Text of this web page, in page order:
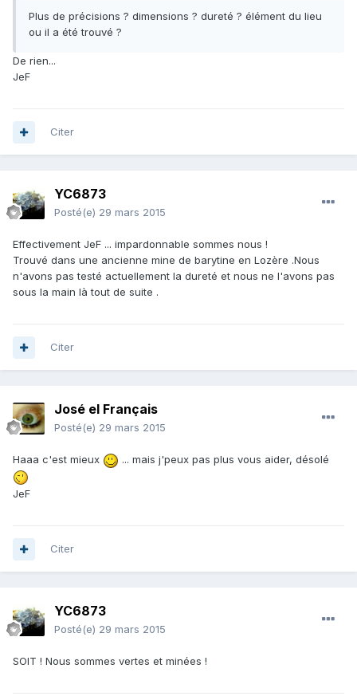
Plus de précisions ? dimensions ? dureté ? élément du lieu
ou il a été trouvé ?
De rien...
JeF
Citer
YC6873
Posté(e) 29 mars 2015
Effectivement JeF ... impardonnable sommes nous !
Trouvé dans une ancienne mine de barytine en Lozère .Nous
n'avons pas testé actuellement la dureté et nous ne l'avons pas
sous la main là tout de suite .
Citer
José el Français
Posté(e) 29 mars 2015
Haaa c'est mieux ... mais j'peux pas plus vous aider, désolé
JeF
Citer
YC6873
Posté(e) 29 mars 2015
SOIT ! Nous sommes vertes et minées !